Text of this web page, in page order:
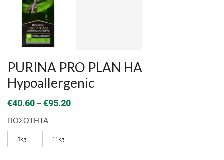
PURINA PRO PLAN HA
Hypoallergenic
€40.60 –€95.20Price
€40.60
through
ΠΟΣΟΤΗΤΑ
3kg 11kg